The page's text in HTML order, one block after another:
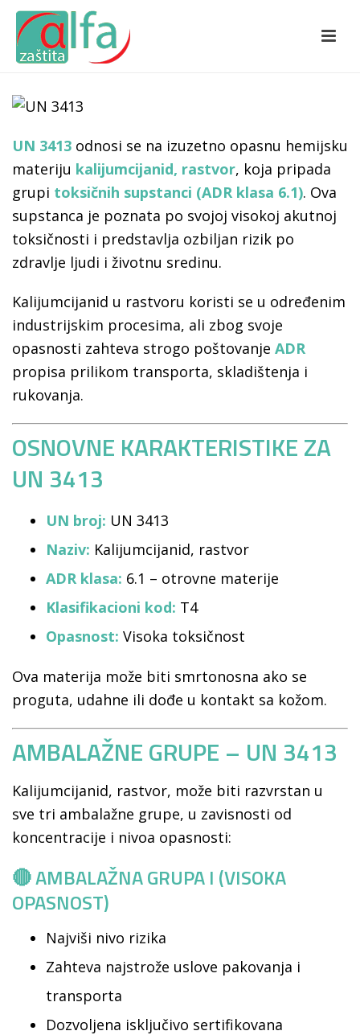
UN 3413 odnosi se na izuzetno opasnu hemijsku
materiju kalijumcijanid, rastvor, koja pripada
grupi toksičnih supstanci (ADR klasa 6.1). Ova
supstanca je poznata po svojoj visokoj akutnoj
toksičnosti i predstavlja ozbiljan rizik po
zdravlje ljudi i životnu sredinu.
Kalijumcijanid u rastvoru koristi se u određenim
industrijskim procesima, ali zbog svoje
opasnosti zahteva strogo poštovanje ADR
propisa prilikom transporta, skladištenja i
rukovanja.
OSNOVNE KARAKTERISTIKE ZA
UN 3413
UN broj: UN 3413
Naziv: Kalijumcijanid, rastvor
ADR klasa: 6.1 – otrovne materije
Klasifikacioni kod: T4
Opasnost: Visoka toksičnost
Ova materija može biti smrtonosna ako se
proguta, udahne ili dođe u kontakt sa kožom.
AMBALAŽNE GRUPE – UN 3413
Kalijumcijanid, rastvor, može biti razvrstan u
sve tri ambalažne grupe, u zavisnosti od
koncentracije i nivoa opasnosti:
🔴 AMBALAŽNA GRUPA I (VISOKA
OPASNOST)
Najviši nivo rizika
Zahteva najstrože uslove pakovanja i
transporta
Dozvoljena isključivo sertifikovana